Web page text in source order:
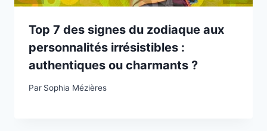
Top 7 des signes du zodiaque aux
personnalités irrésistibles :
authentiques ou charmants ?
Par Sophia Mézières